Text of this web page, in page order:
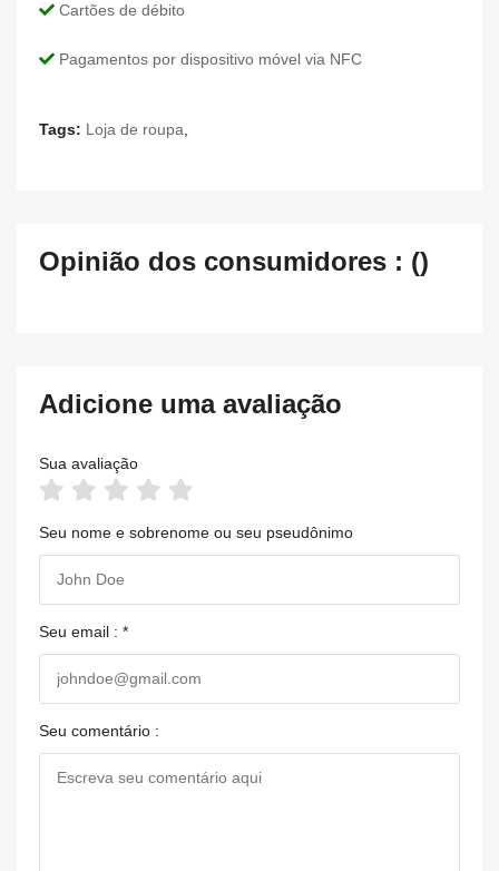
Cartões de débito
Pagamentos por dispositivo móvel via NFC
Tags: Loja de roupa
Opinião dos consumidores : ()
Adicione uma avaliação
Sua avaliação
Seu nome e sobrenome ou seu pseudônimo
Seu email : *
Seu comentário :